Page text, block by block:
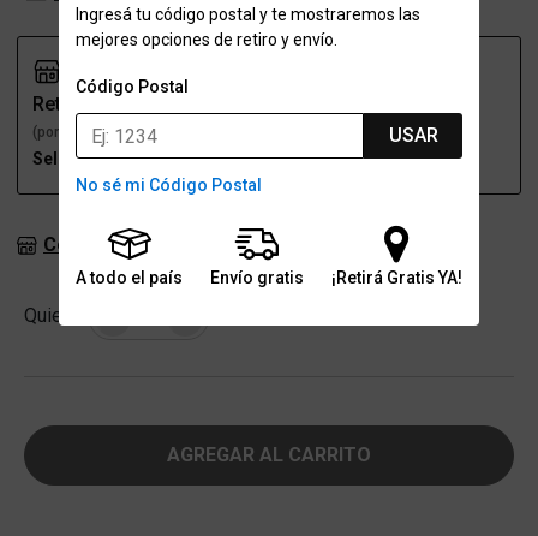
Ingresá tu código postal y te mostraremos las
mejores opciones de retiro y envío.
Código Postal
USAR
No sé mi Código Postal
A todo el país Envío gratis ¡Retirá Gratis YA!
Retiro
(por una sucursal)
Seleccioná talle Seleccioná talle
Consultar stock en sucursales
Quiero
AGREGAR AL CARRITO